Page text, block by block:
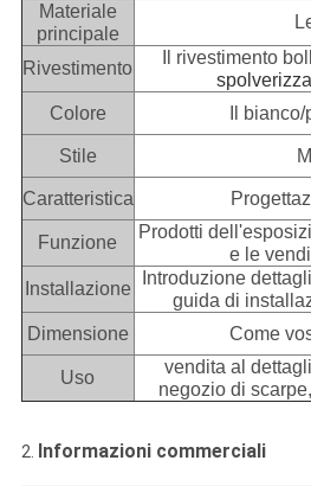
Materiale
principale
Rivestimento
Il rivestimento
Colore
Il
Stile
Caratteristica
Funzione
Prodotti
e le
Installazione
Introduzione
guida di
Dimensione
Come
Uso
vendita al
negozio di
2. Informazioni commerciali